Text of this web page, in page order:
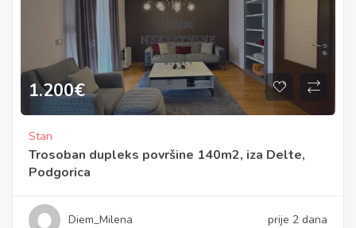
1.200€
Stan
Trosoban dupleks površine 140m2, iza Delte,
Podgorica
Diem_Milena prije 2 dana